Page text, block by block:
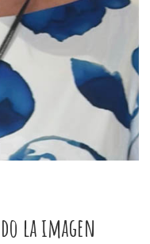
la imagen